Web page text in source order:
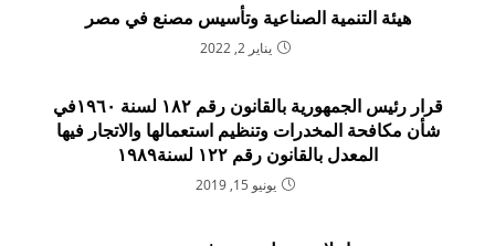
هيئة التنمية الصناعية وتأسيس مصنع في مصر
يناير 2, 2022
قرار رئيس الجمهورية بالقانون رقم ۱۸۲ لسنة ۱۹٦۰في
شأن مكافحة المخدرات وتنظيم استعمالها والاتجار فيها
المعدل بالقانون رقم ۱۲۲ لسنة۱۹۸۹
يونيو 15, 2019